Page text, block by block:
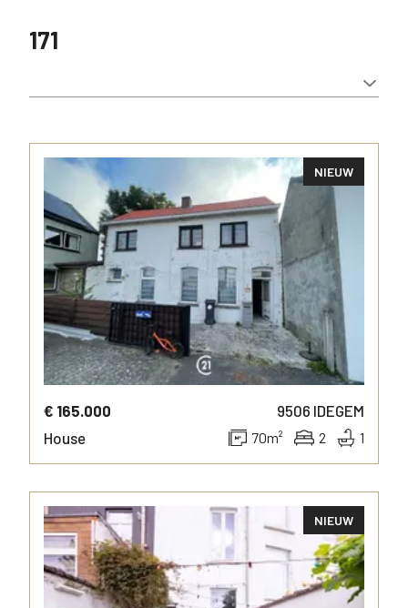
171
MORE INFO
NIEUW
€ 165.000 9506 IDEGEM
House
70m² 2 1
NIEUW